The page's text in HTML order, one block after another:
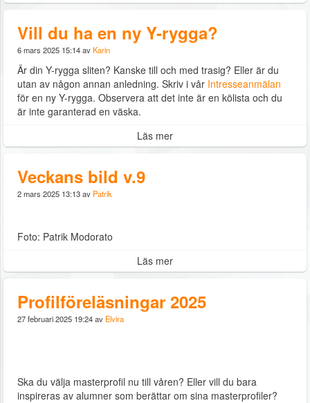
Vill du ha en ny Y-rygga?
6 mars 2025 15:14 avKarin
Är din Y-rygga sliten? Kanske till och med trasig? Eller är du
utan av någon annan anledning. Skriv i vår Intresseanmälan
för en ny Y-rygga. Observera att det inte är en kölista och du
är inte garanterad en väska.
Läs mer
Veckans bild v.9
2 mars 2025 13:13 av Patrik
Foto: Patrik Modorato
Läs mer
Profilföreläsningar 2025
27 februari 2025 19:24 av Elvira
Ska du välja masterprofil nu till våren? Eller vill du bara
inspireras av alumner som berättar om sina masterprofiler?